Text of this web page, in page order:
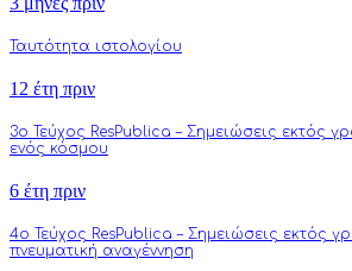
Ταυτότητα ιστολογίου
12 έτη πριν
3o Τεύχος ResPublica – Σημειώσεις εκτός
ενός κόσμου
6 έτη πριν
4o Τεύχος ResPublica – Σημειώσεις εκτός
πνευματική αναγέννηση